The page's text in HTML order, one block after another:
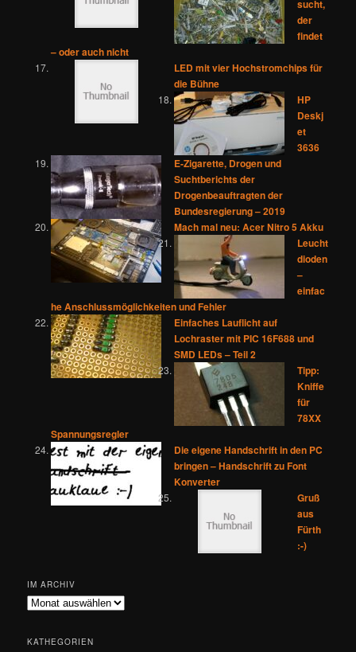
sucht,
der
findet
– oder auch nicht
LED mit vier Hochstromchips für
die Bühne
HP
Deskj
et
3636
E-Zigarette, Drogen und
Suchtberichts der
Drogenbeauftragten der
Bundesregierung – 2019
Mach mal neu: Acer Nitro 5 Akku
Leucht
dioden
–
einfac
he Anschlussmöglichkeiten und Fehler
Einfaches Lauflicht auf
Lochraster mit PIC 16F688 und
SMD LEDs – Teil 2
Tipp:
Kniffe
für
78XX
Spannungsregler
Die eigene Handschrift in den PC
bringen – Handschrift zu Font
Konverter
Gruß
aus
Fürth
:-)
IM ARCHIV
Im
KATHEGORIEN